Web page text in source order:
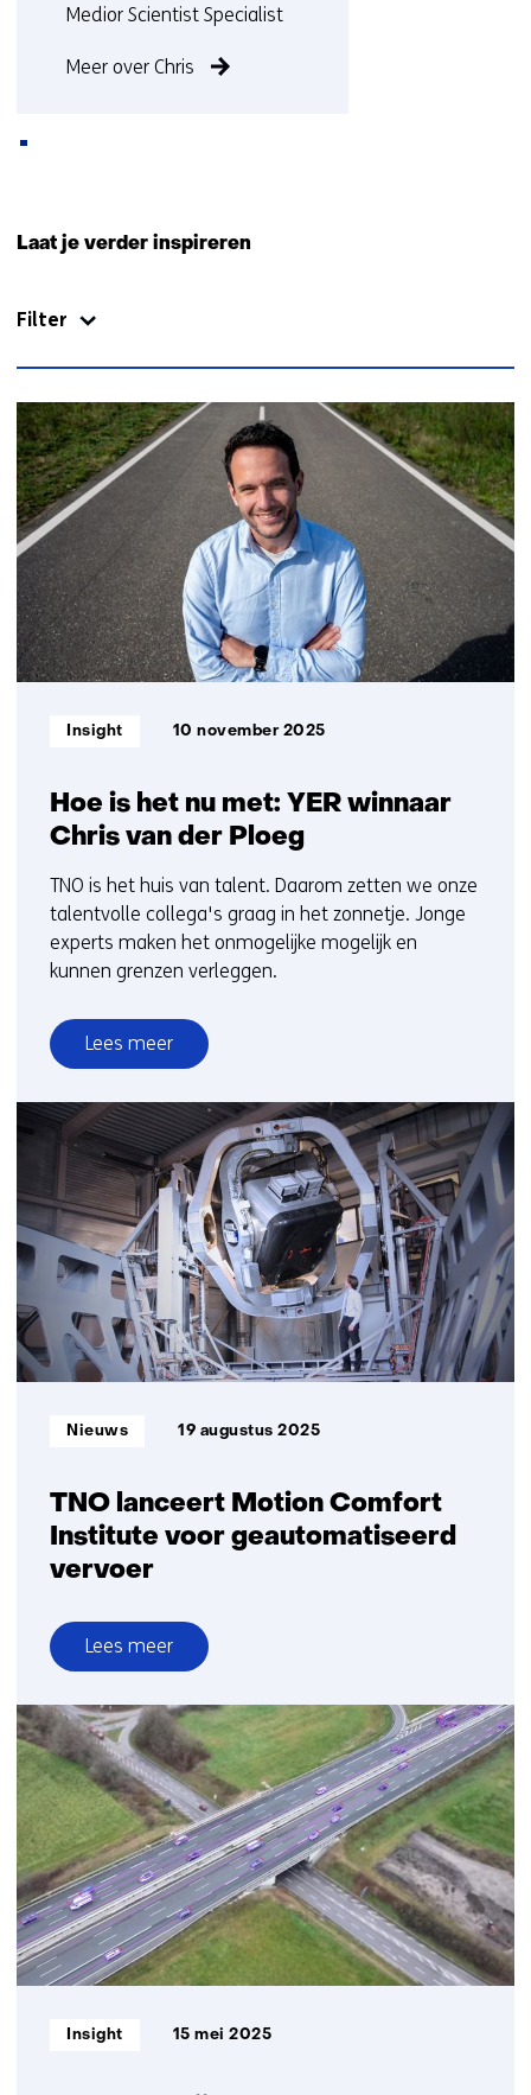
Functie:
Medior Scientist Specialist
Meer over Chris
op)
Laat je verder inspireren
Filter
60
resultaten,
getoond
6
t/m
10
Hoe is het nu met: YER winnaar
Chris van der Ploeg
Informatietype:
Insight 10 november 2025
TNO is het huis van talent. Daarom zetten we onze
talentvolle collega's graag in het zonnetje. Jonge
experts maken het onmogelijke mogelijk en
kunnen grenzen verleggen.
Lees meer
over
Hoe
is
het
nu
met:
YER
winnaar
Chris
van
der
Ploeg
TNO lanceert Motion Comfort
Institute voor geautomatiseerd
vervoer
Informatietype:
Nieuws 19 augustus 2025
Lees meer
over
TNO
lanceert
Motion
Comfort
Institute
voor
geautomatiseerd
vervoer
Informatietype:
Insight 15 mei 2025